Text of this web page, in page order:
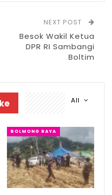
kerangka
untuk jangka
NEXT POST
Besok Wakil Ketua
DPR RI Sambangi
Boltim
All
BOLMONG RAYA